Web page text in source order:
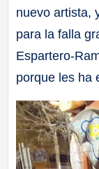
nuevo artista,
para la falla
Espartero-
porque les ha